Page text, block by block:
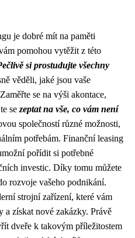
je dobré mít na paměti
pomohou vytěžit z této
si prostudujte všechny
věděli, jaké jsou vaše
se na výši akontace,
se zeptat na vše, co vám není
společností různé možnosti,
potřebám. Finanční leasing
pořídit si potřebné
investic. Díky tomu můžete
rozvoje vašeho podnikání.
strojní zařízení, které vám
získat nové zakázky. Právě
dveře k takovým příležitostem